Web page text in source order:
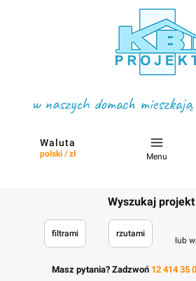
w naszych domach
Waluta
polski / zł Menu
Wyszukaj projekt
filtrami rzutami
lub
Masz pytania? Zadzwoń 12 414 35